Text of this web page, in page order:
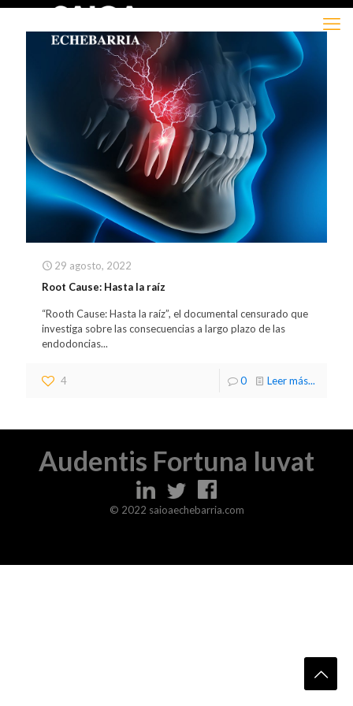
29 agosto, 2022
Root Cause: Hasta la raíz
“Rooth Cause: Hasta la raíz”, el documental censurado que
investiga sobre las consecuencias a largo plazo de las
endodoncias...
4 0 Leer más...
Audentis Fortuna Iuvat
© 2022 saioaechebarria.com